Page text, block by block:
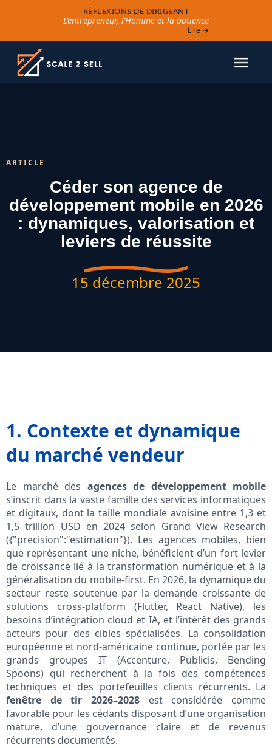
RÉFLEXIONS DE DIRIGEANT
L’entrepreneur, l’Homme et la patience
Lire →
ARTICLE
Céder son agence de
développement mobile en 2026
: dynamiques, valorisation et
leviers de réussite
15 décembre 2025
1. Contexte et dynamique
du marché vendeur
Le marché des agences de développement mobile
s’inscrit dans la vaste famille des services informatiques
et digitaux, dont la taille mondiale avoisine entre 1,3 et
1,5 trillion USD en 2024 selon Grand View Research
({"precision":"estimation"}). Les agences mobiles, bien
que représentant une niche, bénéficient d’un fort levier
de croissance lié à la transformation numérique et à la
généralisation du mobile-first. En 2026, la dynamique du
secteur reste soutenue par la demande croissante de
solutions cross‑platform (Flutter, React Native), les
besoins d’intégration cloud et IA, et l’intérêt des grands
acteurs pour des cibles spécialisées. La consolidation
européenne et nord-américaine continue, portée par les
grands groupes IT (Accenture, Publicis, Bending
Spoons) qui recherchent à la fois des compétences
techniques et des portefeuilles clients récurrents. La
fenêtre de tir 2026–2028 est considérée comme
favorable pour les cédants disposant d’une organisation
mature, d’une gouvernance claire et de revenus
récurrents documentés.